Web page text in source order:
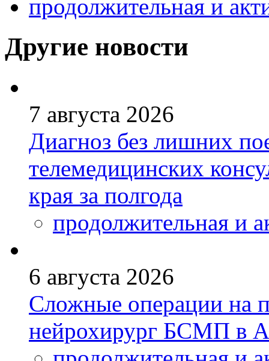
продолжительная и
Другие новости
7 августа 2026
Диагноз без лишних
телемедицинских
края за полгода
продолжительная и
6 августа 2026
Сложные операции на
нейрохирург БСМП в